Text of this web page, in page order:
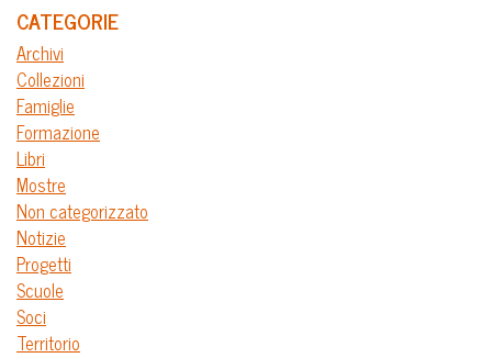
CATEGORIE
Archivi
Collezioni
Famiglie
Formazione
Libri
Mostre
Non categorizzato
Notizie
Progetti
Scuole
Soci
Territorio